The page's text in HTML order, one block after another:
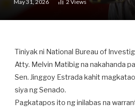
May 31, 2026 2 Views
Tiniyak ni National Bureau of
Atty. Melvin Matibig na nakahanda
Sen. Jinggoy Estrada kahit
siya ng Senado.
Pagkatapos ito ng inilabas na